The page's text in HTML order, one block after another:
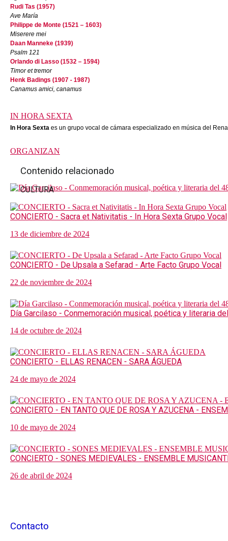
Rudi Tas (1957)
Ave María
Philippe de Monte (1521 – 1603)
Miserere mei
Daan Manneke (1939)
Psalm 121
Orlando di Lasso (1532 – 1594)
Timor et tremor
Henk Badings (1907 - 1987)
Canamus amici, canamus
IN HORA SEXTA
In Hora Sexta es un grupo vocal de cámara especializado en música del
ORGANIZAN
Contenido relacionado
CULTURA
CONCIERTO - Sacra et Nativitatis - In Hora Sexta Grupo Vocal
13 de diciembre de 2024
CONCIERTO - De Upsala a Sefarad - Arte Facto Grupo Vocal
22 de noviembre de 2024
Día Garcilaso - Conmemoración musical, poética y literaria
14 de octubre de 2024
CONCIERTO - ELLAS RENACEN - SARA ÁGUEDA
24 de mayo de 2024
CONCIERTO - EN TANTO QUE DE ROSA Y AZUCENA -
10 de mayo de 2024
CONCIERTO - SONES MEDIEVALES - ENSEMBLE
26 de abril de 2024
Contacto